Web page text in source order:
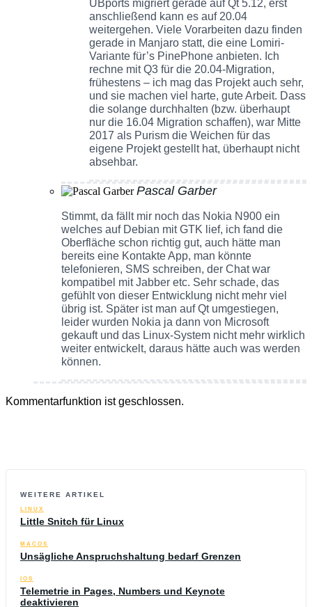
UBports migriert gerade auf Qt 5.12, erst
anschließend kann es auf 20.04
weitergehen. Viele Vorarbeiten dazu finden
gerade in Manjaro statt, die eine Lomiri-
Variante für’s PinePhone anbieten. Ich
rechne mit Q3 für die 20.04-Migration,
frühestens – ich mag das Projekt auch sehr,
und sie machen viel harte, gute Arbeit. Dass
die solange durchhalten (bzw. überhaupt
nur die 16.04 Migration schaffen), war Mitte
2017 als Purism die Weichen für das
eigene Projekt gestellt hat, überhaupt nicht
absehbar.
Pascal Garber
Stimmt, da fällt mir noch das Nokia N900 ein
welches auf Debian mit GTK lief, ich fand die
Oberfläche schon richtig gut, auch hätte man
bereits eine Kontakte App, man könnte
telefonieren, SMS schreiben, der Chat war
kompatibel mit Jabber etc. Sehr schade, das
gefühlt von dieser Entwicklung nicht mehr viel
übrig ist. Später ist man auf Qt umgestiegen,
leider wurden Nokia ja dann von Microsoft
gekauft und das Linux-System nicht mehr wirklich
weiter entwickelt, daraus hätte auch was werden
können.
Kommentarfunktion ist geschlossen.
WEITERE ARTIKEL
LINUX
Little Snitch für Linux
MACOS
Unsägliche Anspruchshaltung bedarf Grenzen
IOS
Telemetrie in Pages, Numbers und Keynote
deaktivieren